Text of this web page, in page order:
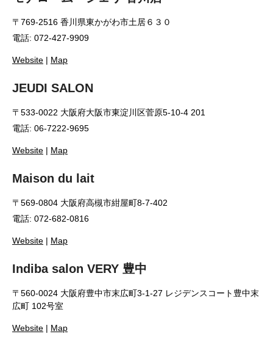
〒769-2516 香川県東かがわ市土居６３０
電話: 072-427-9909
Website | Map
JEUDI SALON
〒533-0022 大阪府大阪市東淀川区菅原5-10-4 201
電話: 06-7222-9695
Website | Map
Maison du lait
〒569-0804 大阪府高槻市紺屋町8-7-402
電話: 072-682-0816
Website | Map
Indiba salon VERY 豊中
〒560-0024 大阪府豊中市末広町3-1-27 レジデンスコート豊中末
広町 102号室
Website | Map